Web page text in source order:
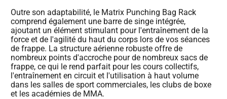
Outre son adaptabilité, le Matrix Punching Bag Rack
comprend également une barre de singe intégrée,
ajoutant un élément stimulant pour l'entraînement de la
force et de l'agilité du haut du corps lors de vos séances
de frappe. La structure aérienne robuste offre de
nombreux points d'accroche pour de nombreux sacs de
frappe, ce qui le rend parfait pour les cours collectifs,
l'entraînement en circuit et l'utilisation à haut volume
dans les salles de sport commerciales, les clubs de boxe
et les académies de MMA.